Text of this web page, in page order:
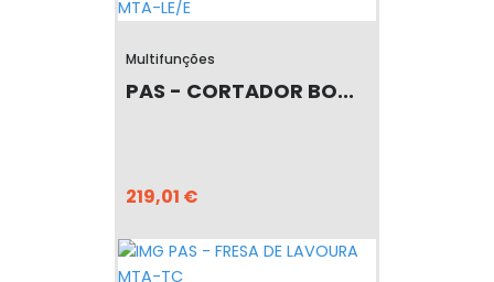
Multifunções
PAS - CORTADOR BO...
219,01 €